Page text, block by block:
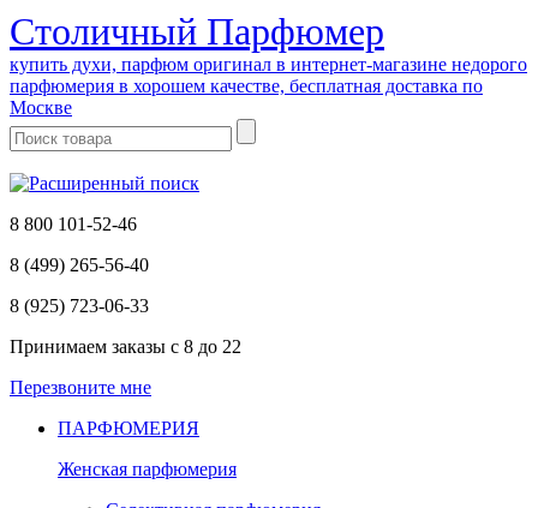
Cтоличный Парфюмер
купить духи, парфюм оригинал в интернет-магазине недорого
парфюмерия в хорошем качестве, бесплатная доставка по
Москве
8 800 101-52-46
8 (499) 265-56-40
8 (925) 723-06-33
Принимаем заказы с 8 до 22
Перезвоните мне
ПАРФЮМЕРИЯ
Женская парфюмерия